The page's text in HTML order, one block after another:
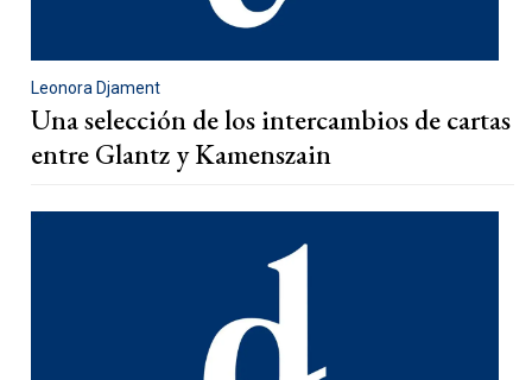
Leonora Djament
Una selección de los intercambios de cartas
entre Glantz y Kamenszain